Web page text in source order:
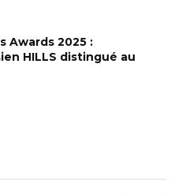
Awards 2025 :
HILLS distingué au